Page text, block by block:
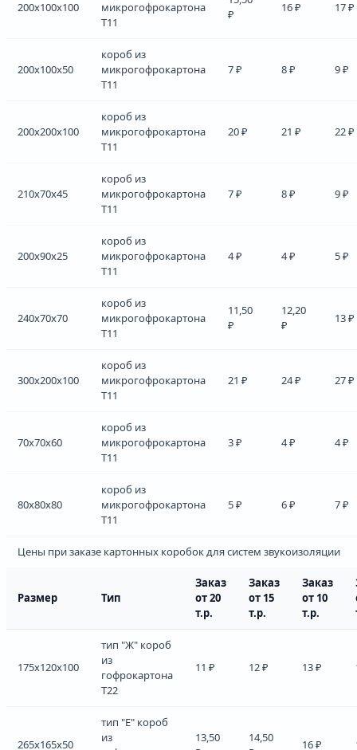
200x100x100
микрогофрокартона
Т11
₽
16 ₽ 17 ₽
200x100x50
короб из
микрогофрокартона
Т11
7 ₽ 8 ₽ 9 ₽
200x200x100
короб из
микрогофрокартона
Т11
20 ₽ 21 ₽ 22 ₽
210x70x45
короб из
микрогофрокартона
Т11
7 ₽ 8 ₽ 9 ₽
200x90x25
короб из
микрогофрокартона
Т11
4 ₽ 4 ₽ 5 ₽
240x70x70
короб из
микрогофрокартона
Т11
11,50
₽
12,20
₽
13 ₽
300x200x100
короб из
микрогофрокартона
Т11
21 ₽ 24 ₽ 27 ₽
70x70x60
короб из
микрогофрокартона
Т11
3 ₽ 4 ₽ 4 ₽
80x80x80
короб из
микрогофрокартона
Т11
5 ₽ 6 ₽ 7 ₽
Цены при заказе картонных коробок для систем звукоизоляции
Размер Тип
Заказ
от 20
т.р.
Заказ
от 15
т.р.
Заказ
от 10
т.р.
175x120x100
тип "Ж" короб
из
гофрокартона
Т22
11 ₽ 12 ₽ 13 ₽
265x165x50
тип "Е" короб
из
13,50
14,50
16 ₽